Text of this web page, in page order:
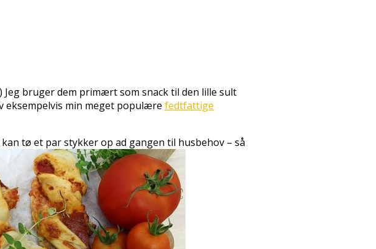
bruger dem primært som snack til den lille sult
eksempelvis min meget populære fedtfattige
tø et par stykker op ad gangen til husbehov – så